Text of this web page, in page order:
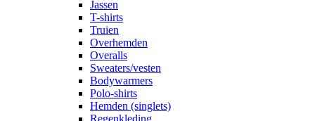
Jassen
T-shirts
Truien
Overhemden
Overalls
Sweaters/vesten
Bodywarmers
Polo-shirts
Hemden (singlets)
Regenkleding